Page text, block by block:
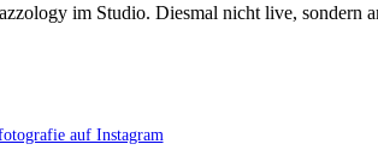
im Studio. Diesmal nicht live, sondern